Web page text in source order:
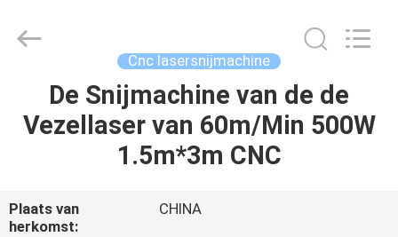
HUIS
PRODUCTEN
VIDEO'S
Co.,Ltd..
Cnc lasersnijmachine
De Snijmachine van de de
Vezellaser van 60m/Min 500W
1.5m*3m CNC
Plaats van
herkomst:
CHINA